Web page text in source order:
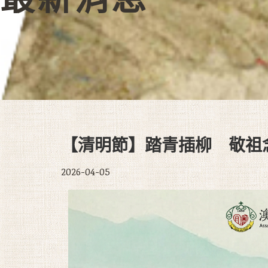
【清明節】踏青插柳 敬祖
2026-04-05